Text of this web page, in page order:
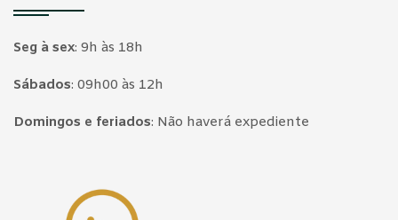
Seg à sex: 9h às 18h
Sábados: 09h00 às 12h
Domingos e feriados: Não haverá expediente